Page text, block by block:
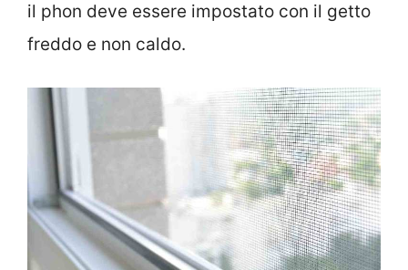
il phon deve essere impostato con il getto
freddo e non caldo.